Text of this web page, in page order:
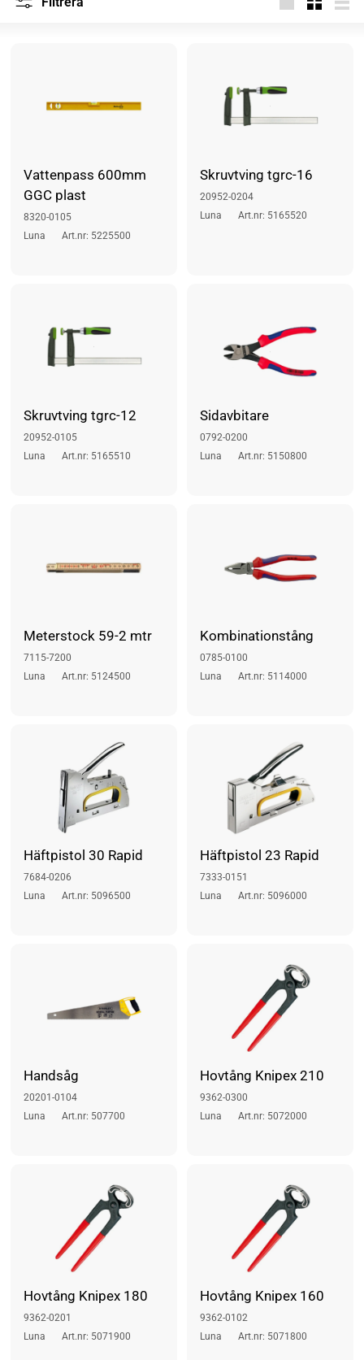
Vattenpass 600mm
GGC plast
8320-0105
Luna
Art.nr: 5225500
Skruvtving tgrc-16
20952-0204
Luna
Art.nr: 5165520
Skruvtving tgrc-12
20952-0105
Luna
Art.nr: 5165510
Sidavbitare
0792-0200
Luna
Art.nr: 5150800
Meterstock 59-2 mtr
7115-7200
Luna
Art.nr: 5124500
Kombinationstång
0785-0100
Luna
Art.nr: 5114000
Häftpistol 30 Rapid
7684-0206
Luna
Art.nr: 5096500
Häftpistol 23 Rapid
7333-0151
Luna
Art.nr: 5096000
Handsåg
20201-0104
Luna
Art.nr: 507700
Hovtång Knipex 210
9362-0300
Luna
Art.nr: 5072000
Hovtång Knipex 180
9362-0201
Luna
Art.nr: 5071900
Hovtång Knipex 160
9362-0102
Luna
Art.nr: 5071800